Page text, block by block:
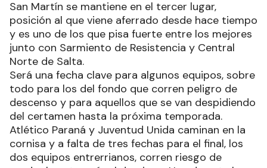
San Martín se mantiene en el tercer lugar,
posición al que viene aferrado desde hace tiempo
y es uno de los que pisa fuerte entre los mejores
junto con Sarmiento de Resistencia y Central
Norte de Salta.
Será una fecha clave para algunos equipos, sobre
todo para los del fondo que corren peligro de
descenso y para aquellos que se van despidiendo
del certamen hasta la próxima temporada.
Atlético Paraná y Juventud Unida caminan en la
cornisa y a falta de tres fechas para el final, los
dos equipos entrerrianos, corren riesgo de